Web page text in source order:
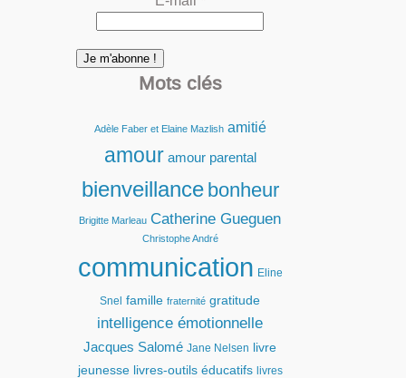
Mots clés
Adèle Faber et Elaine Mazlish amitié
amour amour parental
bienveillance bonheur
Brigitte Marleau Catherine Gueguen
Christophe André
communication Eline
Snel famille fraternité gratitude
intelligence émotionnelle
Jacques Salomé Jane Nelsen
livre
jeunesse livres-outils éducatifs livres